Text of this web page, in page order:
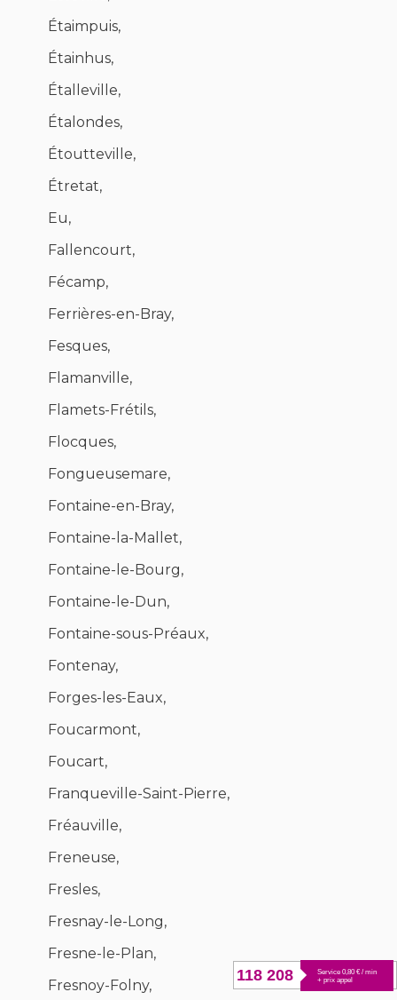
Étaimpuis,
Étainhus,
Étalleville,
Étalondes,
Étoutteville,
Étretat,
Eu,
Fallencourt,
Fécamp,
Ferrières-en-Bray,
Fesques,
Flamanville,
Flamets-Frétils,
Flocques,
Fongueusemare,
Fontaine-en-Bray,
Fontaine-la-Mallet,
Fontaine-le-Bourg,
Fontaine-le-Dun,
Fontaine-sous-Préaux,
Fontenay,
Forges-les-Eaux,
Foucarmont,
Foucart,
Franqueville-Saint-Pierre,
Fréauville,
Freneuse,
Fresles,
Fresnay-le-Long,
Fresne-le-Plan,
Fresnoy-Folny,
118 208
Service 0,80 € / min
+ prix appel